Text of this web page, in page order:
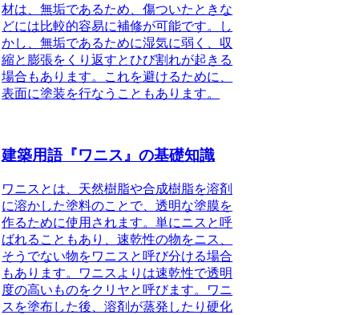
材は、無垢であるため、傷ついたときな
どには比較的容易に補修が可能です。し
かし、無垢であるために湿気に弱く、収
縮と膨張をくり返すとひび割れが起きる
場合もあります。これを避けるために、
表面に塗装を行なうこともあります。
建築用語『ワニス』の基礎知識
ワニスとは、天然樹脂や合成樹脂を溶剤
に溶かした塗料のことで、透明な塗膜を
作るために使用されます。単にニスと呼
ばれることもあり、速乾性の物をニス、
そうでない物をワニスと呼び分ける場合
もあります。ワニスよりは速乾性で透明
度の高いものをクリヤと呼びます。ワニ
スを塗布した後、溶剤が蒸発したり硬化